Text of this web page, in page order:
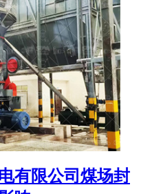
有限公司煤场封